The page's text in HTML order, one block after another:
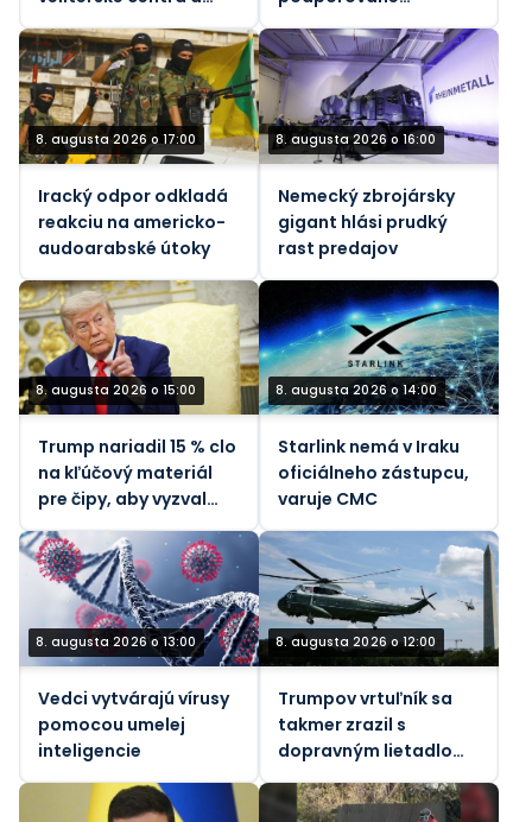
infraštruktúru Kyjeva
Saudskou Arábiou v
Jemene
8. augusta 2026 o 17:00
Iracký odpor odkladá
reakciu na americko-
audoarabské útoky
8. augusta 2026 o 16:00
Nemecký zbrojársky
gigant hlási prudký
rast predajov
8. augusta 2026 o 15:00
Trump nariadil 15 % clo
na kľúčový materiál
pre čipy, aby vyzval
Čínu
8. augusta 2026 o 14:00
Starlink nemá v Iraku
oficiálneho zástupcu,
varuje CMC
8. augusta 2026 o 13:00
Vedci vytvárajú vírusy
pomocou umelej
inteligencie
8. augusta 2026 o 12:00
Trumpov vrtuľník sa
takmer zrazil s
dopravným lietadlom,
informuje FAA.